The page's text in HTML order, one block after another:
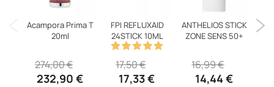
Acampora Prima T
20ml
232,90 €
274,00 €
FPI REFLUXAID
24STICK 10ML
17,33 €
17,50 €
ANTHELIOS STICK
ZONE SENS 50+
14,44 €
16,99 €